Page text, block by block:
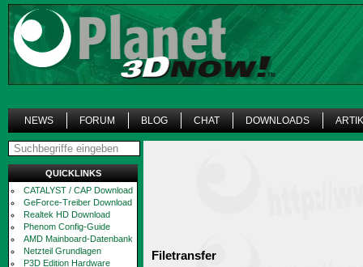
NEWS FORUM BLOG CHAT DOWNLOADS
QUICKLINKS
CATALYST / CAP Download
GeForce-Treiber Download
Realtek HD Download
Phenom Config-Guide
AMD Mainboard-Datenbank
Netzteil Grundlagen
P3D Edition Hardware
Filetransfer